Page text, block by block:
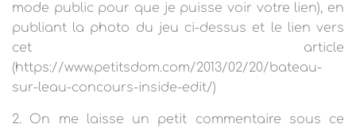
mode public pour que je puisse voir votre lien), en
publiant la photo du jeu ci-dessus et le lien vers
cet article
(https://www.petitsdom.com/2013/02/20/bateau-
sur-leau-concours-inside-edit/)
2. On me laisse un petit commentaire sous ce